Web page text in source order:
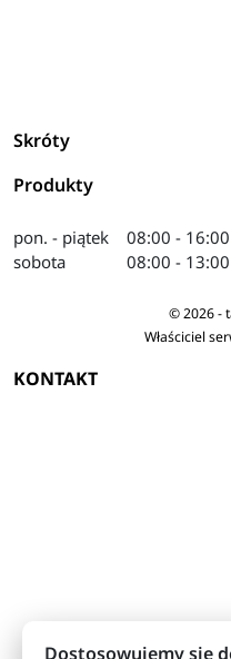
Skróty
Produkty
pon. - piątek
sobota
08:00 - 16:00
08:00 - 13:00
© 2026 -
Właściciel
KONTAKT
Dostosowujemy się